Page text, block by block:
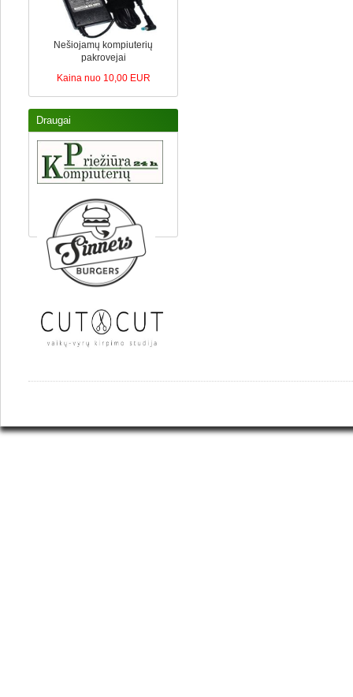
Nešiojamų kompiuterių
pakrovejai
Kaina nuo 10,00 EUR
Draugai